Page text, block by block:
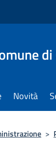
Novità
>